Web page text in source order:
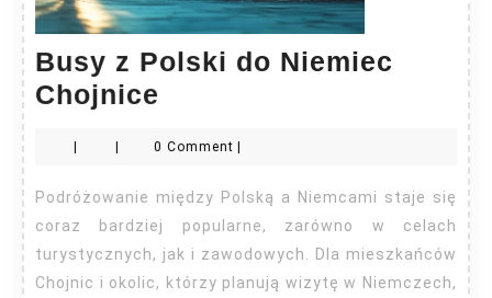
Busy z Polski do Niemiec
Chojnice
Polski
do
Niemiec
Chojnice
| | 0 Comment |
Podróżowanie między Polską a Niemcami staje się
coraz bardziej popularne, zarówno w celach
turystycznych, jak i zawodowych. Dla mieszkańców
Chojnic i okolic, którzy planują wizytę w Niemczech,